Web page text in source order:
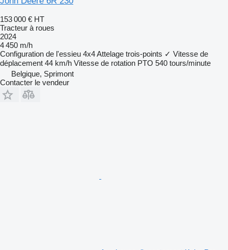
153 000 € HT
Tracteur à roues
2024
4 450 m/h
Configuration de l'essieu 4x4Attelage trois-points ✓ Vitesse de
déplacement 44 km/h Vitesse de rotation PTO 540 tours/minute
Belgique, Sprimont
Contacter le vendeur